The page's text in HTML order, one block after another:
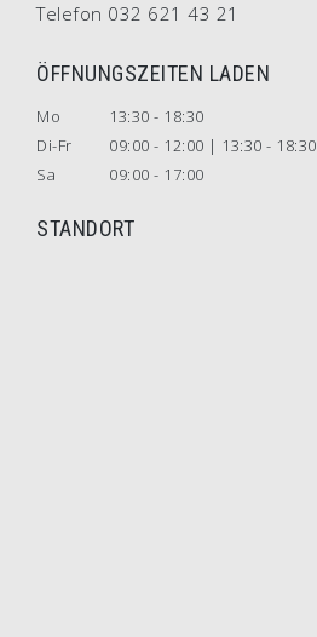
Telefon 032 621 43 21
ÖFFNUNGSZEITEN LADEN
Mo
13:30 - 18:30
Di-Fr
09:00 - 12:00 | 13:30 - 18:30
Sa
09:00 - 17:00
STANDORT